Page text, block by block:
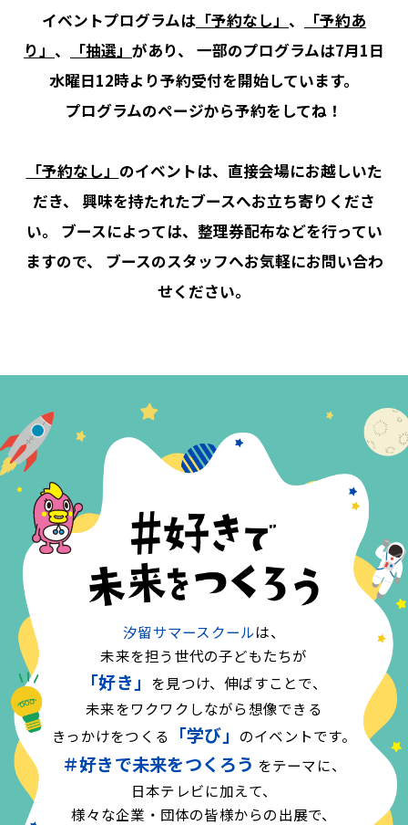
イベントプログラムは 「予約なし」 、
「予約あ
り」 、 「抽選」 があり、
一部のプログラムは7月1日
水曜日12時より予約受付を開始しています。
プログラムのページから予約をしてね！
「予約なし」 のイベントは、直接会場にお越しいた
だき、
興味を持たれたブースへお立ち寄りくださ
い。
ブースによっては、整理券配布などを行ってい
ますので、
ブースのスタッフへお気軽にお問い合わ
せください。
汐留サマースクールは、
未来を担う世代の子どもたちが
「好き」 を見つけ、伸ばすことで、
未来をワクワクしながら想像できる
きっかけをつくる
「学び」 のイベントです。
＃好きで未来をつくろう をテーマに、
日本テレビに加えて、
様々な企業・団体の皆様からの出展で、